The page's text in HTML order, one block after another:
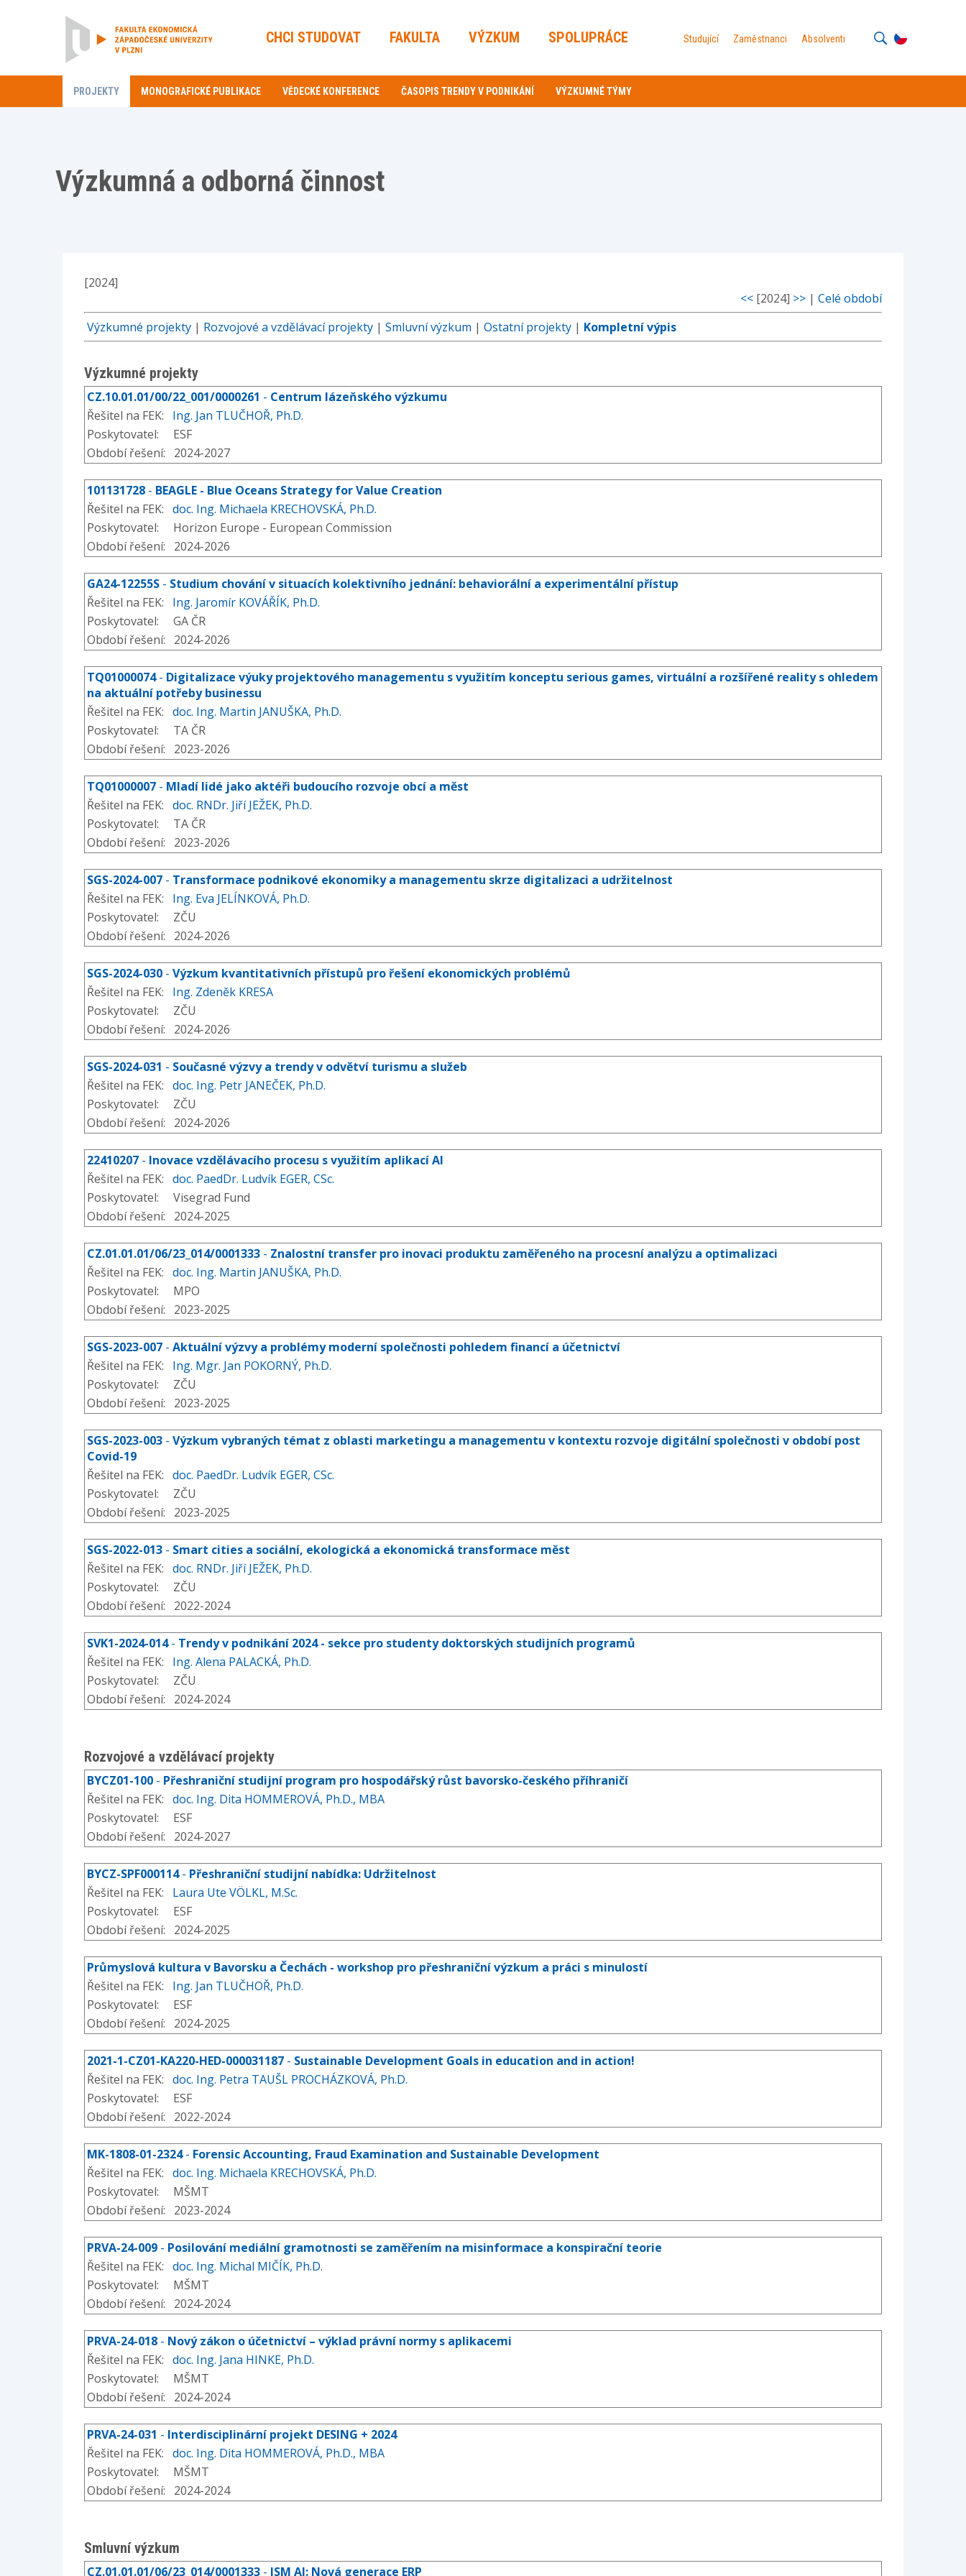
CHCI STUDOVAT FAKULTA VÝZKUM SPOLUPRÁCE Studující Zaměstnanci Absolventi
PROJEKTY MONOGRAFICKÉ PUBLIKACE VĚDECKÉ KONFERENCE ČASOPIS TRENDY V PODNIKÁNÍ VÝZKUMNÉ TÝMY
Výzkumná a odborná činnost
[2024]
<< [2024] >> | Celé období
Výzkumné projekty | Rozvojové a vzdělávací projekty | Smluvní výzkum | Ostatní projekty | Kompletní výpis
Výzkumné projekty
CZ.10.01.01/00/22_001/0000261 - Centrum lázeňského výzkumu
Řešitel na FEK: Ing. Jan TLUČHOŘ, Ph.D.
Poskytovatel: ESF
Období řešení: 2024-2027
101131728 - BEAGLE - Blue Oceans Strategy for Value Creation
Řešitel na FEK: doc. Ing. Michaela KRECHOVSKÁ, Ph.D.
Poskytovatel: Horizon Europe - European Commission
Období řešení: 2024-2026
GA24-12255S - Studium chování v situacích kolektivního jednání: behaviorální a experimentální přístup
Řešitel na FEK: Ing. Jaromír KOVÁŘÍK, Ph.D.
Poskytovatel: GA ČR
Období řešení: 2024-2026
TQ01000074- Digitalizace výuky projektového managementu s využitím konceptu serious games, virtuální a rozšířené reality s ohledem
na aktuální potřeby businessu
Řešitel na FEK: doc. Ing. Martin JANUŠKA, Ph.D.
Poskytovatel: TA ČR
Období řešení: 2023-2026
TQ01000007 - Mladí lidé jako aktéři budoucího rozvoje obcí a měst
Řešitel na FEK: doc. RNDr. Jiří JEŽEK, Ph.D.
Poskytovatel: TA ČR
Období řešení: 2023-2026
SGS-2024-007 - Transformace podnikové ekonomiky a managementu skrze digitalizaci a udržitelnost
Řešitel na FEK: Ing. Eva JELÍNKOVÁ, Ph.D.
Poskytovatel: ZČU
Období řešení: 2024-2026
SGS-2024-030 - Výzkum kvantitativních přístupů pro řešení ekonomických problémů
Řešitel na FEK: Ing. Zdeněk KRESA
Poskytovatel: ZČU
Období řešení: 2024-2026
SGS-2024-031 - Současné výzvy a trendy v odvětví turismu a služeb
Řešitel na FEK: doc. Ing. Petr JANEČEK, Ph.D.
Poskytovatel: ZČU
Období řešení: 2024-2026
22410207 - Inovace vzdělávacího procesu s využitím aplikací AI
Řešitel na FEK: doc. PaedDr. Ludvík EGER, CSc.
Poskytovatel: Visegrad Fund
Období řešení: 2024-2025
CZ.01.01.01/06/23_014/0001333 - Znalostní transfer pro inovaci produktu zaměřeného na procesní analýzu a optimalizaci
Řešitel na FEK: doc. Ing. Martin JANUŠKA, Ph.D.
Poskytovatel: MPO
Období řešení: 2023-2025
SGS-2023-007 - Aktuální výzvy a problémy moderní společnosti pohledem financí a účetnictví
Řešitel na FEK: Ing. Mgr. Jan POKORNÝ, Ph.D.
Poskytovatel: ZČU
Období řešení: 2023-2025
SGS-2023-003 - Výzkum vybraných témat z oblasti marketingu a managementu v kontextu rozvoje digitální společnosti v období post
Covid-19
Řešitel na FEK: doc. PaedDr. Ludvík EGER, CSc.
Poskytovatel: ZČU
Období řešení: 2023-2025
SGS-2022-013 - Smart cities a sociální, ekologická a ekonomická transformace měst
Řešitel na FEK: doc. RNDr. Jiří JEŽEK, Ph.D.
Poskytovatel: ZČU
Období řešení: 2022-2024
SVK1-2024-014- Trendy v podnikání 2024 - sekce pro studenty doktorských studijních programů
Řešitel na FEK: Ing. Alena PALACKÁ, Ph.D.
Poskytovatel: ZČU
Období řešení: 2024-2024
Rozvojové a vzdělávací projekty
BYCZ01-100 - Přeshraniční studijní program pro hospodářský růst bavorsko-českého příhraničí
Řešitel na FEK: doc. Ing. Dita HOMMEROVÁ, Ph.D., MBA
Poskytovatel: ESF
Období řešení: 2024-2027
BYCZ-SPF000114- Přeshraniční studijní nabídka: Udržitelnost
Řešitel na FEK: Laura Ute VÖLKL, M.Sc.
Poskytovatel: ESF
Období řešení: 2024-2025
Průmyslová kultura v Bavorsku a Čechách - workshop pro přeshraniční výzkum a práci s minulostí
Řešitel na FEK: Ing. Jan TLUČHOŘ, Ph.D.
Poskytovatel: ESF
Období řešení: 2024-2025
2021-1-CZ01-KA220-HED-000031187 - Sustainable Development Goals in education and in action!
Řešitel na FEK: doc. Ing. Petra TAUŠL PROCHÁZKOVÁ, Ph.D.
Poskytovatel: ESF
Období řešení: 2022-2024
MK-1808-01-2324- Forensic Accounting, Fraud Examination and Sustainable Development
Řešitel na FEK: doc. Ing. Michaela KRECHOVSKÁ, Ph.D.
Poskytovatel: MŠMT
Období řešení: 2023-2024
PRVA-24-009 - Posilování mediální gramotnosti se zaměřením na misinformace a konspirační teorie
Řešitel na FEK: doc. Ing. Michal MIČÍK, Ph.D.
Poskytovatel: MŠMT
Období řešení: 2024-2024
PRVA-24-018 - Nový zákon o účetnictví – výklad právní normy s aplikacemi
Řešitel na FEK: doc. Ing. Jana HINKE, Ph.D.
Poskytovatel: MŠMT
Období řešení: 2024-2024
PRVA-24-031 - Interdisciplinární projekt DESING + 2024
Řešitel na FEK: doc. Ing. Dita HOMMEROVÁ, Ph.D., MBA
Poskytovatel: MŠMT
Období řešení: 2024-2024
Smluvní výzkum
CZ.01.01.01/06/23_014/0001333 - ISM AI: Nová generace ERP